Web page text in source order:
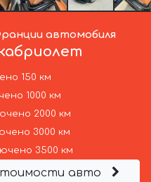
автомобиля
150 км
1000 км
2000 км
3000 км
3500 км
авто